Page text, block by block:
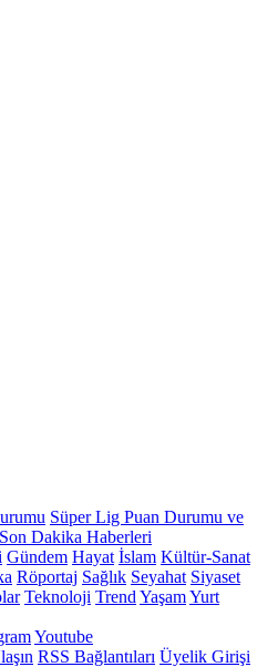
Süper Lig Puan Durumu ve
Son Dakika Haberleri
Gündem Hayat İslam Kültür-Sanat
Röportaj Sağlık Seyahat Siyaset
Teknoloji Trend YaşamYurt
Youtube
RSS Bağlantıları Üyelik Girişi